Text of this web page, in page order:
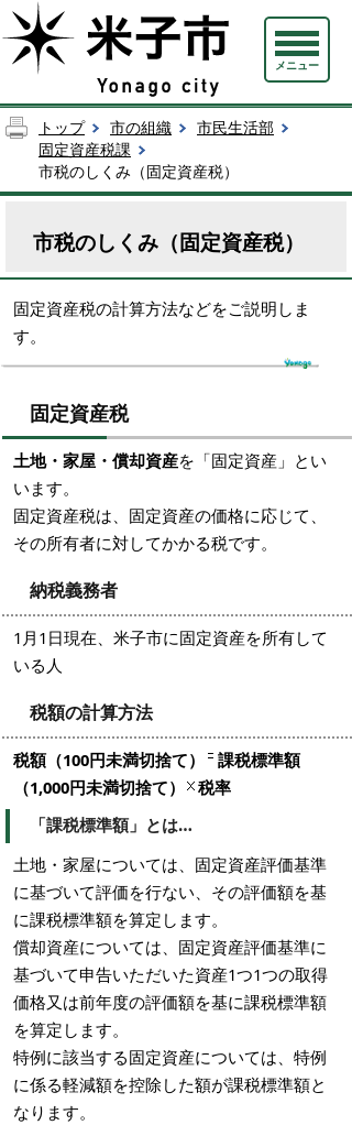
メニュー
トップ 市の組織
市民生活部
固定資産税課
市税のしくみ（固定資産税）
市税のしくみ（固定資産税）
固定資産税の計算方法などをご説明しま
す。
固定資産税
土地・家屋・償却資産を「固定資産」とい
います。
固定資産税は、固定資産の価格に応じて、
その所有者に対してかかる税です。
納税義務者
1月1日現在、米子市に固定資産を所有して
いる人
税額の計算方法
税額（100円未満切捨て）
課税標準額
（1,000円未満切捨て）
税率
「課税標準額」とは…
土地・家屋については、固定資産評価基準
に基づいて評価を行ない、その評価額を基
に課税標準額を算定します。
償却資産については、固定資産評価基準に
基づいて申告いただいた資産1つ1つの取得
価格又は前年度の評価額を基に課税標準額
を算定します。
特例に該当する固定資産については、特例
に係る軽減額を控除した額が課税標準額と
なります。